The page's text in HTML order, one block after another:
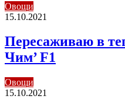
Овощи
15.10.2021
Пересаживаю в
Чим’ F1
Овощи
15.10.2021